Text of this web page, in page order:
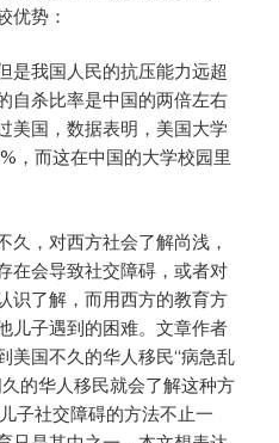
优势：
是我国人民的抗压能力远超
自杀比率是中国的两倍左右
美国，数据表明，美国大学
，而这在中国的大学校园里
久，对西方社会了解尚浅，
在会导致社交障碍，或者对
识了解，而用西方的教育方
儿子遇到的困难。文章作者
美国不久的华人移民“病急乱
的华人移民就会了解这种方
子社交障碍的方法不止一